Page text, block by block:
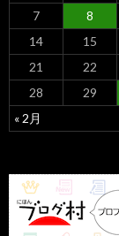
« 2月
7
8
14
15
21
22
28
29